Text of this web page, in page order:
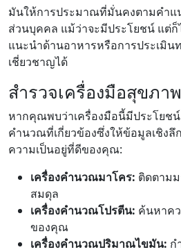
มันให้การประมาณที่มั่นคงตามคำ
ส่วนบุคคล แม้ว่าจะมีประโยชน์ แต่
แนะนำด้านอาหารหรือการประเมิน
เชี่ยวชาญได้
สำรวจเครื่องมือสุขภา
หากคุณพบว่าเครื่องมือนี้มีประโยช
คำนวณที่เกี่ยวข้องซึ่งให้ข้อมูลเชิงลึ
ความเป็นอยู่ที่ดีของคุณ:
เครื่องคำนวณมาโคร: ติดตาม
สมดุล
เครื่องคำนวณโปรตีน: ค้นหาค
ของคุณ
เครื่องคำนวณปริมาณไขมัน: ก